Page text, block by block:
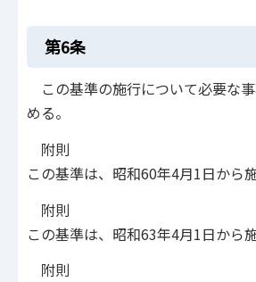
第6条
この基準の施行について必要な
める。
附則
この基準は、昭和60年4月1日から
附則
この基準は、昭和63年4月1日から
附則